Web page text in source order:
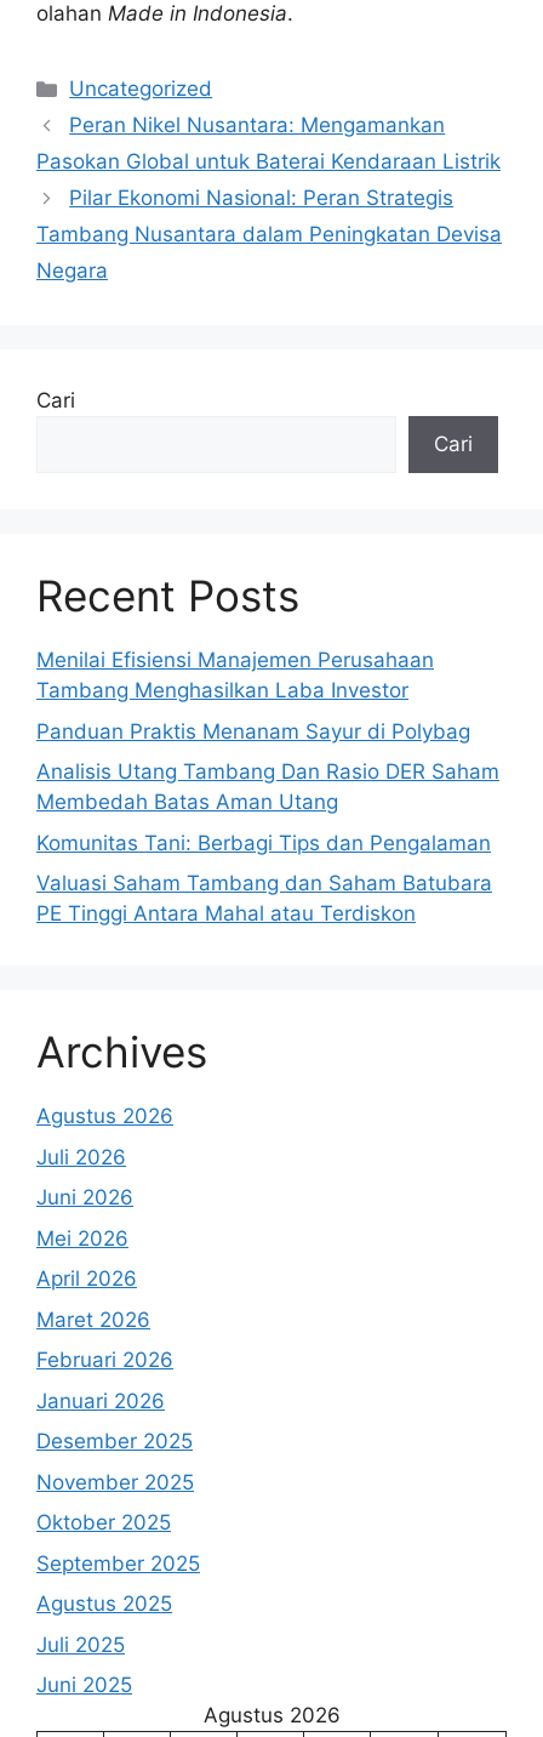
olahan Made in Indonesia.
Kategori
Uncategorized
Peran Nikel Nusantara: Mengamankan
Pasokan Global untuk Baterai Kendaraan Listrik
Pilar Ekonomi Nasional: Peran Strategis
Tambang Nusantara dalam Peningkatan Devisa
Negara
Cari
Cari
Recent Posts
Menilai Efisiensi Manajemen Perusahaan
Tambang Menghasilkan Laba Investor
Panduan Praktis Menanam Sayur di Polybag
Analisis Utang Tambang Dan Rasio DER Saham
Membedah Batas Aman Utang
Komunitas Tani: Berbagi Tips dan Pengalaman
Valuasi Saham Tambang dan Saham Batubara
PE Tinggi Antara Mahal atau Terdiskon
Archives
Agustus 2026
Juli 2026
Juni 2026
Mei 2026
April 2026
Maret 2026
Februari 2026
Januari 2026
Desember 2025
November 2025
Oktober 2025
September 2025
Agustus 2025
Juli 2025
Juni 2025
Agustus 2026